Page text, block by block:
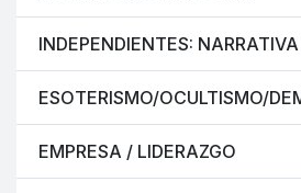
INDEPENDIENTES:
ESOTERISMO/OCULTISMO/
EMPRESA / LIDERAZGO